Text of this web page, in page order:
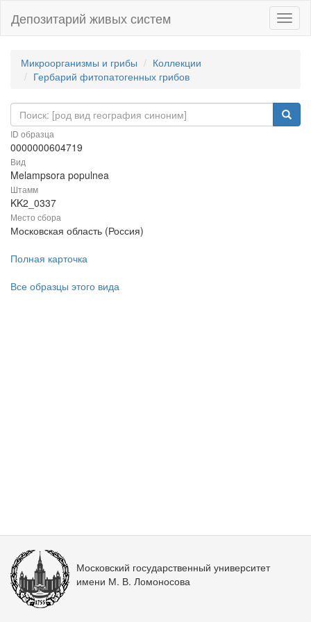
Депозитарий живых систем
Микроорганизмы и грибы
Коллекции
Гербарий фитопатогенных грибов
ID образца
0000000604719
Вид
Melampsora populnea
Штамм
KK2_0337
Место сбора
Московская область (Россия)
Полная карточка
Все образцы этого вида
Московский государственный университет
имени М. В. Ломоносова